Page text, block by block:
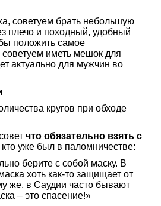
советуем брать небольшую
плечо и походный, удобный
положить самое
иметь мешок для
актуально для мужчин во
кругов при обходе
что обязательно взять с
кто уже был в паломничестве:
берите с собой маску. В
хоть как-то защищает от
же, в Саудии часто бывают
– это спасение!»